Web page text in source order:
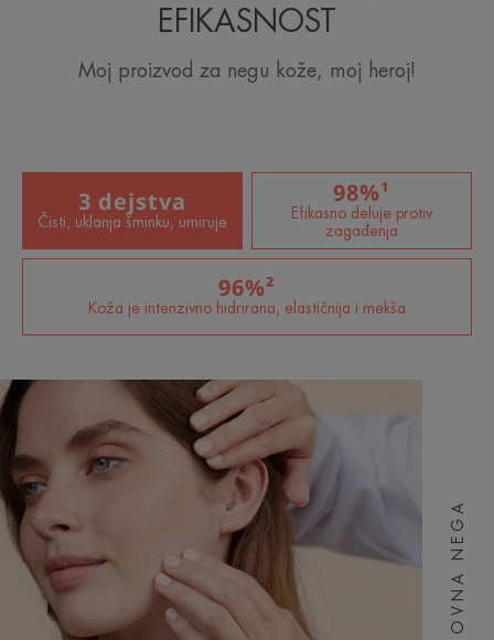
EFIKASNOST
Moj proizvod za negu kože, moj heroj!
3 dejstva
Čisti, uklanja šminku, umiruje
98%¹
Efikasno deluje protiv
zagađenja
96%²
Koža je intenzivno hidrirana, elastičnija i mekša
OSNOVNA NEGA